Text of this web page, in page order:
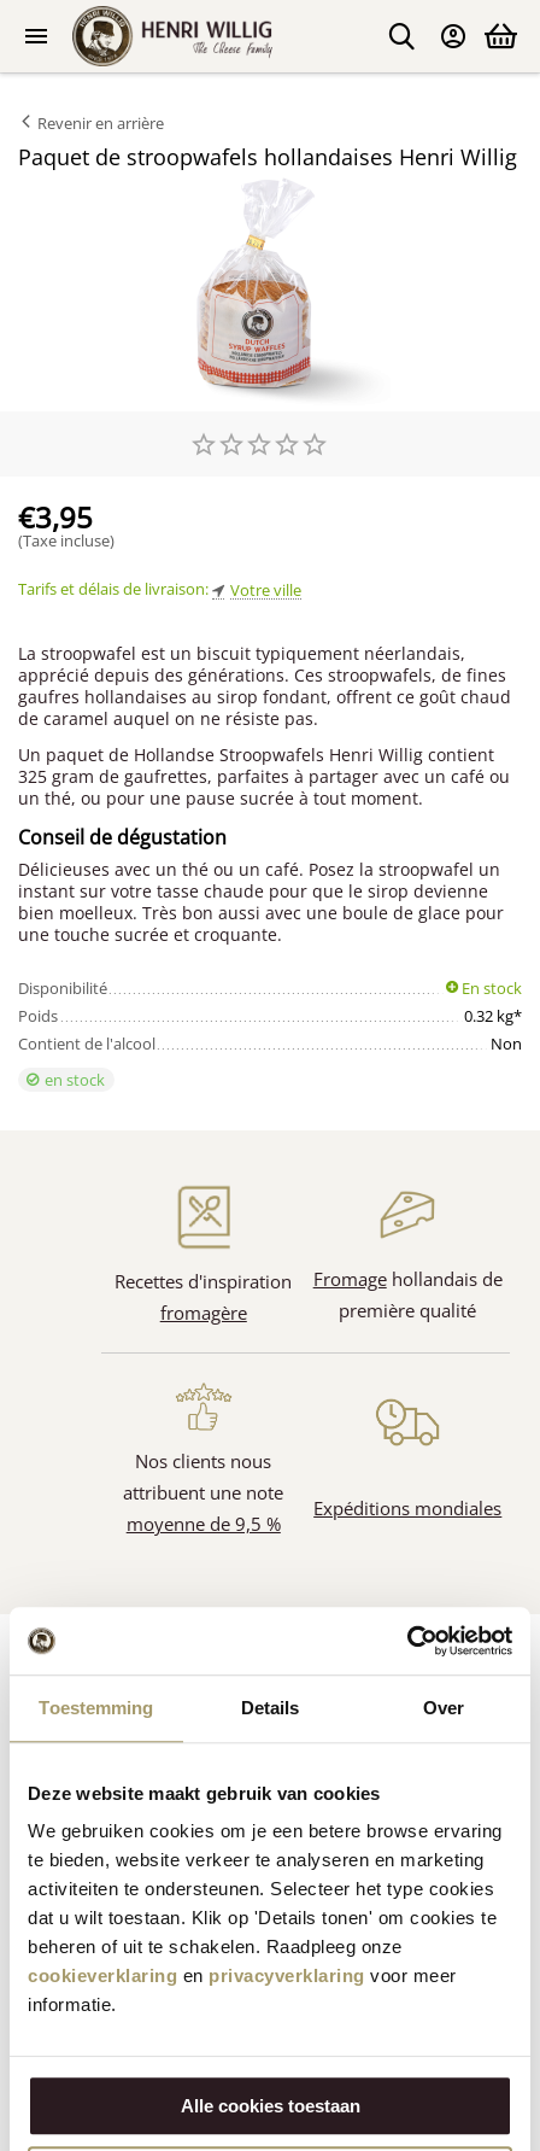
Toestemming Details Over
Deze website maakt gebruik van cookies
We gebruiken cookies om je een betere browse ervaring
te bieden, website verkeer te analyseren en marketing
activiteiten te ondersteunen. Selecteer het type cookies
dat u wilt toestaan. Klik op 'Details tonen' om cookies te
beheren of uit te schakelen. Raadpleeg onze
cookieverklaring en privacyverklaring voor meer
informatie.
Alle cookies toestaan
Revenir en arrière
Paquet de stroopwafels hollandaises Henri Willig
€3,95
(Taxe incluse)
Tarifs et délais de livraison: Votre ville
La stroopwafel est un biscuit typiquement néerlandais,
apprécié depuis des générations. Ces stroopwafels, de fines
gaufres hollandaises au sirop fondant, offrent ce goût chaud
de caramel auquel on ne résiste pas.
Un paquet de Hollandse Stroopwafels Henri Willig contient
325 gram de gaufrettes, parfaites à partager avec un café ou
un thé, ou pour une pause sucrée à tout moment.
Conseil de dégustation
Délicieuses avec un thé ou un café. Posez la stroopwafel un
instant sur votre tasse chaude pour que le sirop devienne
bien moelleux. Très bon aussi avec une boule de glace pour
une touche sucrée et croquante.
Disponibilité
En stock
Poids
0.32 kg*
Contient de l'alcool
Non
en stock
Recettes d'inspiration
fromagère
Fromagehollandais de
première qualité
Nos clients nous
attribuent une note
moyenne de 9,5 %
Expéditions mondiales
Ingrédients
Other information
Valeur nutritionnelle moyenne pour 100 g:
Énergie
1803/429
kJ/kcal
Matières grasses
- dont acides gras saturés / of which
saturated
16 g
9 g
- dont sucres / of which sugars
38 g